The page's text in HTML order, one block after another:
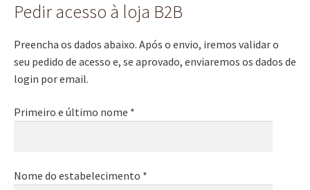
Pedir acesso à loja B2B
Preencha os dados abaixo. Após o envio, iremos validar o
seu pedido de acesso e, se aprovado, enviaremos os dados de
login por email.
Primeiro e último nome *
Nome do estabelecimento *